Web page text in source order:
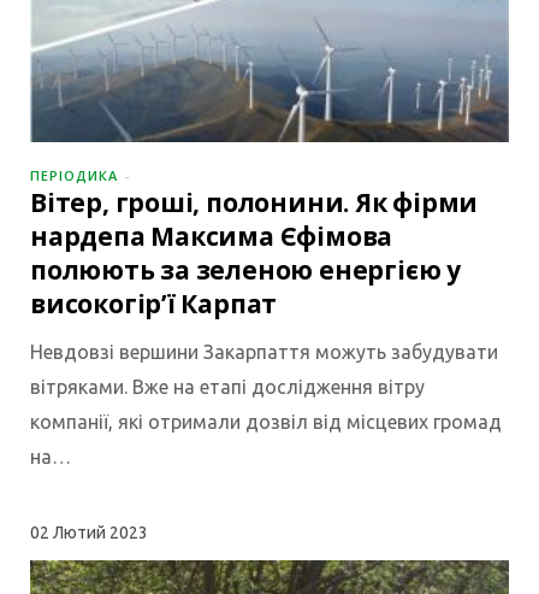
ПЕРІОДИКА
Вітер, гроші, полонини. Як фірми
нардепа Максима Єфімова
полюють за зеленою енергією у
високогір’ї Карпат
Невдовзі вершини Закарпаття можуть забудувати
вітряками. Вже на етапі дослідження вітру
компанії, які отримали дозвіл від місцевих громад
на…
02 Лютий 2023